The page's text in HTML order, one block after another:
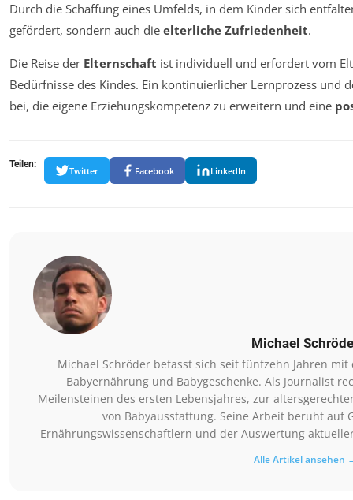
Durch die Schaffung eines Umfelds, in dem Kinder sich
gefördert, sondern auch die elterliche Zufriedenheit.
Die Reise der Elternschaft ist individuell und erfordert vom
Bedürfnisse des Kindes. Ein kontinuierlicher Lernprozess und
bei, die eigene Erziehungskompetenz zu erweitern und eine
Teilen:
Twitter Facebook LinkedIn
Michael
Michael Schröder befasst sich seit fünfzehn Jahren
Babyernährung und Babygeschenke. Als Journalist
Meilensteinen des ersten Lebensjahres, zur
von Babyausstattung. Seine Arbeit beruht auf
Ernährungswissenschaftlern und der Auswertung
Alle Artikel ansehen